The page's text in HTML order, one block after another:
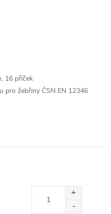
16 příček
pro žebřiny ČSN EN 12346